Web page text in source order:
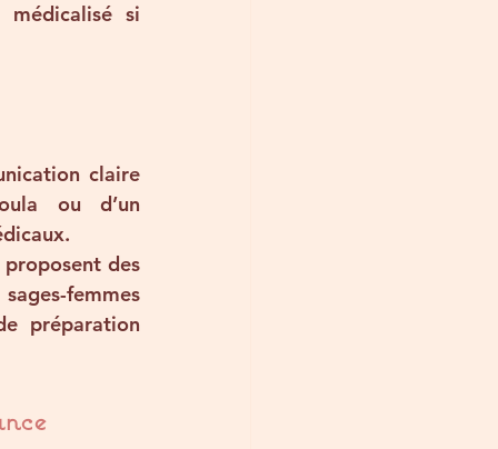
médicalisé si
claire
ou d’un
des
femmes
préparation